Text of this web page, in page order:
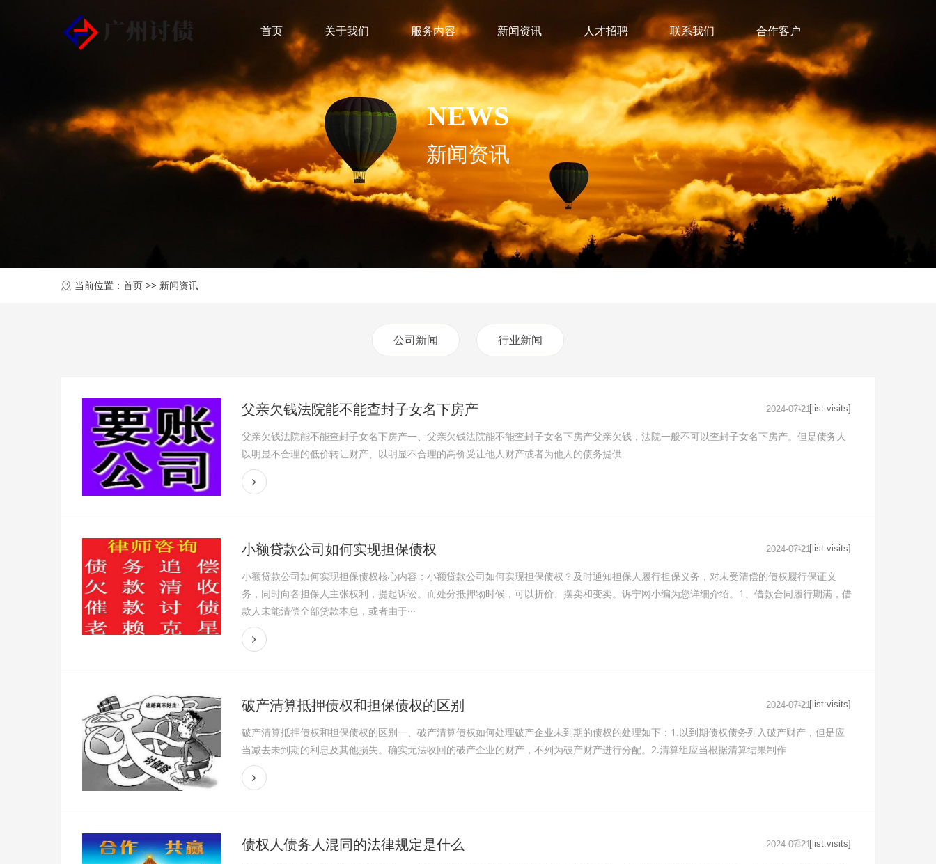
首页 关于我们 服务内容 新闻资讯 人才招聘 联系我们 合作客户
NEWS
新闻资讯
当前位置： 首页 >> 新闻资讯
公司新闻 行业新闻
父亲欠钱法院能不能查封子女名下房产
父亲欠钱法院能不能查封子女名下房产一、父亲欠钱法院能不能查封子女名下房产父亲欠钱，法院一般不可以查封子女名下房产。但是债务人
以明显不合理的低价转让财产、以明显不合理的高价受让他人财产或者为他人的债务提供
2024-07-21[list:visits]
小额贷款公司如何实现担保债权
小额贷款公司如何实现担保债权核心内容：小额贷款公司如何实现担保债权？及时通知担保人履行担保义务，对未受清偿的债权履行保证义
务，同时向各担保人主张权利，提起诉讼。而处分抵押物时候，可以折价、摆卖和变卖。诉宁网小编为您详细介绍。1、借款合同履行期满，借
款人未能清偿全部贷款本息，或者由于···
2024-07-21[list:visits]
破产清算抵押债权和担保债权的区别
破产清算抵押债权和担保债权的区别一、破产清算债权如何处理破产企业未到期的债权的处理如下：1.以到期债权债务列入破产财产，但是应
当减去未到期的利息及其他损失。确实无法收回的破产企业的财产，不列为破产财产进行分配。2.清算组应当根据清算结果制作
2024-07-21[list:visits]
债权人债务人混同的法律规定是什么 2024-07-21[list:visits]